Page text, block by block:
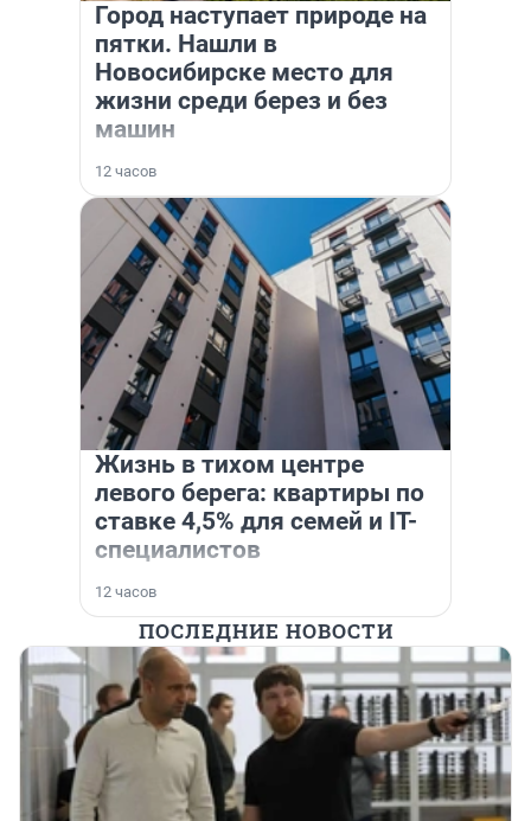
Город наступает природе на
пятки. Нашли в
Новосибирске место для
жизни среди берез и без
машин
12 часов
Жизнь в тихом центре
левого берега: квартиры по
ставке 4,5% для семей и IT-
специалистов
12 часов
ПОСЛЕДНИЕ НОВОСТИ